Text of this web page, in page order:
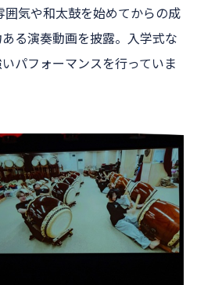
気や和太鼓を始めてからの成
る演奏動画を披露。入学式な
パフォーマンスを行っていま